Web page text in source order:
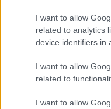
I want to allow
related to analytics
device identifiers in
I want to allow
related to
I want to allow
και εμφάνιζαν
D. Πιο
θετικών COVID-
συγκριτικά με
επάρκεια